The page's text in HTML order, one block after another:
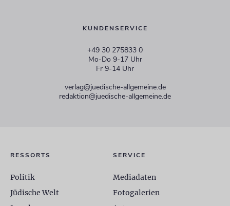
KUNDENSERVICE
+49 30 275833 0
Mo-Do 9-17 Uhr
Fr 9-14 Uhr
verlag@juedische-allgemeine.de
redaktion@juedische-allgemeine.de
RESSORTS
Politik
Jüdische Welt
SERVICE
Mediadaten
Fotogalerien